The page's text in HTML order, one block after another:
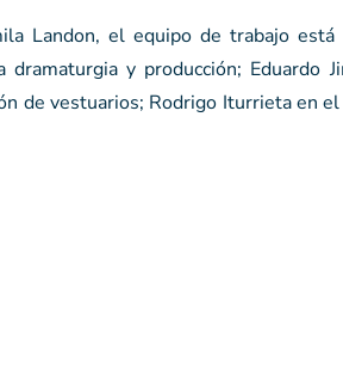
Landon, el equipo de trabajo
dramaturgia y producción; Eduardo
de vestuarios; Rodrigo Iturrieta en